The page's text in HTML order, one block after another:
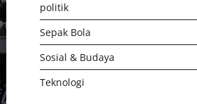
politik
Sepak Bola
Sosial & Budaya
Teknologi